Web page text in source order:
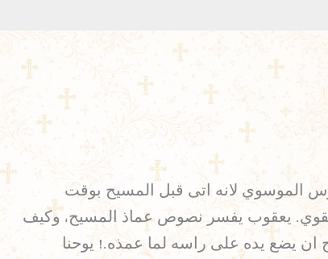
الموسوي لانه اتى قبل المسيح بوقت
يعقوب يفسر نصوص عماذ المسيح، وكيف
ان يضع يده على راسه لما عمذه.! يوحنا